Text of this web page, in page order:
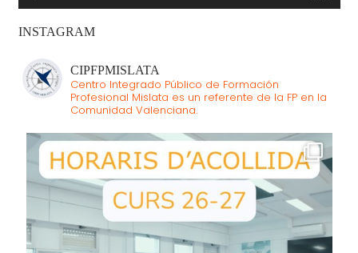
INSTAGRAM
CIPFPMISLATA
Centro Integrado Público de Formación
Profesional Mislata es un referente de la FP en la
Comunidad Valenciana.